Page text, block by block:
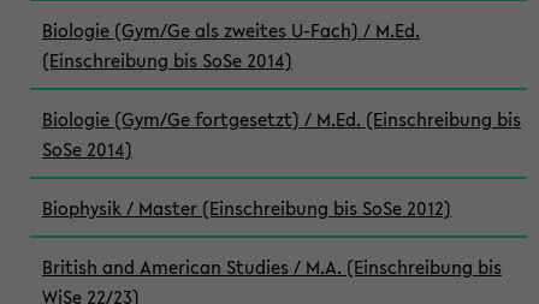
Biologie (Gym/Ge als zweites U-Fach) / M.Ed.
(Einschreibung bis SoSe 2014)
Biologie (Gym/Ge fortgesetzt) / M.Ed. (Einschreibung bis
SoSe 2014)
Biophysik / Master (Einschreibung bis SoSe 2012)
British and American Studies / M.A. (Einschreibung bis
WiSe 22/23)